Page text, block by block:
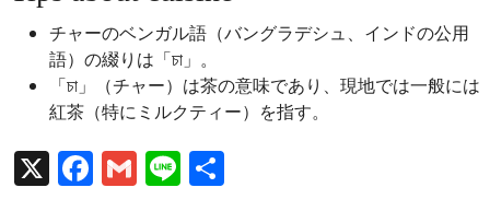
チャーのベンガル語（バングラデシュ、インドの公用
語）の綴りは「চা」。
「চা」（チャー）は茶の意味であり、現地では一般には
紅茶（特にミルクティー）を指す。
X Facebook
Gmail
Line共